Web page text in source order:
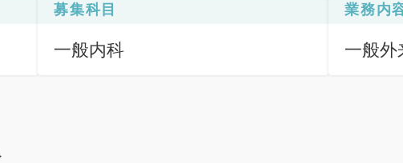
募集科目
一般内科
業務内
一般外